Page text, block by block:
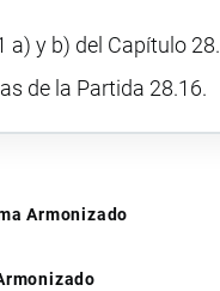
a) y b) del Capítulo 28.
de la Partida 28.16.
Armonizado